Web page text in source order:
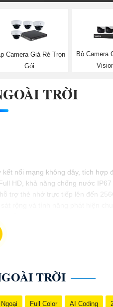
Camera Giá Rẻ Trọn
Gói
Bộ Camera
TRỜI
nối mạng không dây, tích hợp
HD, khả năng chống nước
trợ thẻ nhớ trực tiếp lên đến
TRỜI
Full Color AI Coding